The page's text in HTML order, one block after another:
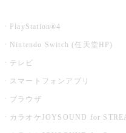
PlayStation®4
Nintendo Switch (任天堂HP)
テレビ
スマートフォンアプリ
ブラウザ
カラオケJOYSOUND for